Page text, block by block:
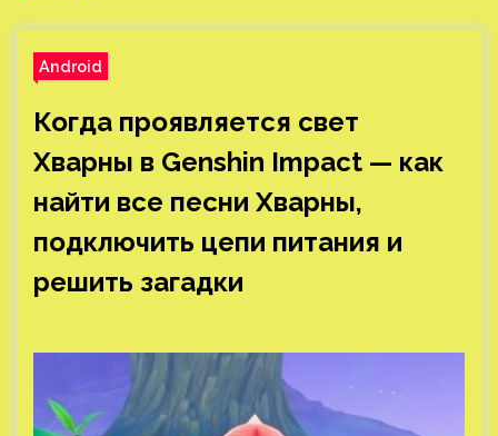
Android
Когда проявляется свет
Хварны в Genshin Impact — как
найти все песни Хварны,
подключить цепи питания и
решить загадки